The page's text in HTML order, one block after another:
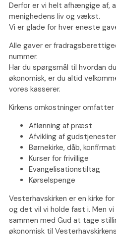
Derfor er vi helt afhængige af,
menighedens liv og vækst.
Vi er glade for hver eneste
Alle gaver er
nummer.
Har du spørgsmål til hvordan
økonomisk, er du altid
vores kasserer.
Kirkens omkostninger omfatter
Aflønning af præst
Afvikling af gudstjenester
Børnekirke, dåb,
Kurser for frivillige
Evangelisationstiltag
Kørselspenge
Vesterhavskirken er en kirke
og det vil vi holde fast i. Men
sammen med Gud at tage
økonomisk til